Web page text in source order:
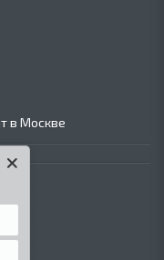
в Москве